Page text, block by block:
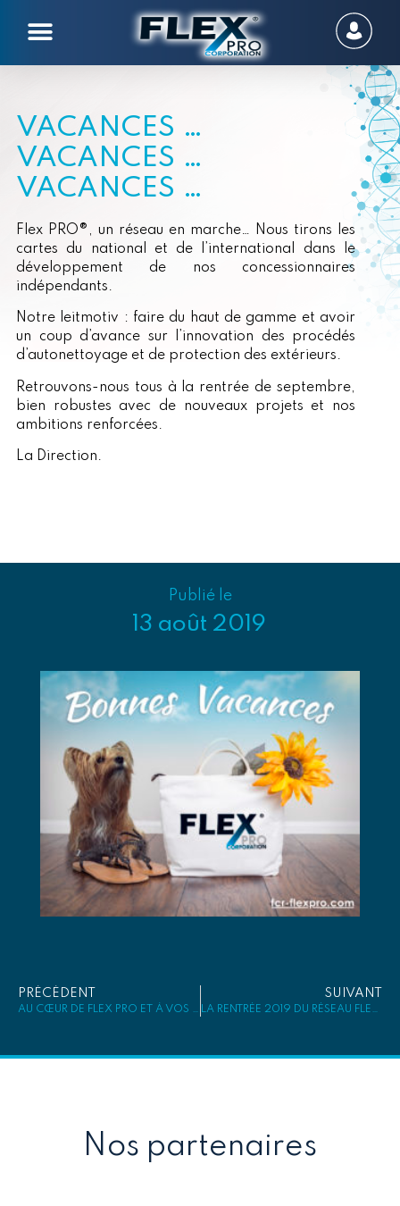
VACANCES …
VACANCES …
VACANCES …
Flex PRO®, un réseau en marche… Nous tirons les
cartes du national et de l’international dans le
développement de nos concessionnaires
indépendants.
Notre leitmotiv : faire du haut de gamme et avoir
un coup d’avance sur l’innovation des procédés
d’autonettoyage et de protection des extérieurs.
Retrouvons-nous tous à la rentrée de septembre,
bien robustes avec de nouveaux projets et nos
ambitions renforcées.
La Direction.
Publié le
13 août 2019
PRÉCÉDENT
AU CŒUR DE FLEX PRO ET À VOS CÔTÉS
SUIVANT
LA RENTRÉE 2019 DU RÉSEAU FLEX PRO
Nos partenaires